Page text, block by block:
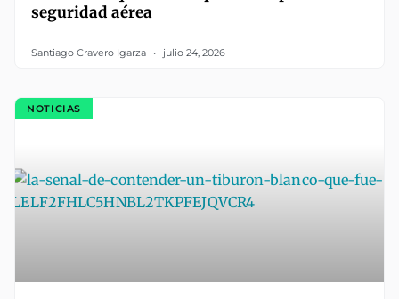
seguridad aérea
Santiago Cravero Igarza julio 24, 2026
NOTICIAS